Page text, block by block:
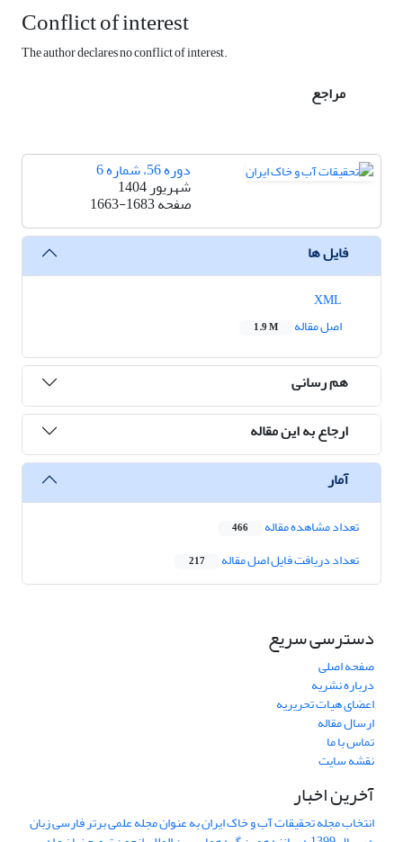
Conflict of interest
The author declares no conflict of interest.
مراجع
دوره 56، شماره 6
شهریور 1404
صفحه1663-1683
فایل ها
اصل مقاله
1.9 M
هم رسانی
ارجاع به این مقاله
آمار
تعداد مشاهده مقاله 466
تعداد دریافت فایل اصل مقاله 217
دسترسی سریع
صفحه اصلی
درباره نشریه
اعضای هیات تحریریه
ارسال مقاله
تماس با ما
نقشه سایت
آخرین اخبار
انتخاب مجله تحقیقات آب و خاک ایران به عنوان مجله علمی برتر فارسی زبان